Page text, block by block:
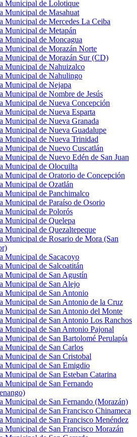
Municipal de Lolotique
Municipal de Masahuat
Municipal de Mercedes La Ceiba
Municipal de Metapán
Municipal de Moncagua
Municipal de Morazán Norte
Municipal de Morazán Sur (CD)
Municipal de Nahuizalco
Municipal de Nahulingo
Municipal de Nejapa
Municipal de Nombre de Jesús
Municipal de Nueva Concepción
Municipal de Nueva Esparta
Municipal de Nueva Granada
Municipal de Nueva Guadalupe
Municipal de Nueva Trinidad
Municipal de Nuevo Cuscatlán
Municipal de Nuevo Edén de San Juan
Municipal de Olocuilta
Municipal de Oratorio de Concepción
Municipal de Ozatlán
Municipal de Panchimalco
Municipal de Paraíso de Osorio
Municipal de Polorós
Municipal de Quelepa
Municipal de Quezaltepeque
Municipal de Rosario de Mora (San
Municipal de Sacacoyo
Municipal de Salcoatitán
Municipal de San Agustín
Municipal de San Alejo
Municipal de San Antonio
Municipal de San Antonio de la Cruz
Municipal de San Antonio del Monte
Municipal de San Antonio Los Ranchos
Municipal de San Antonio Pajonal
Municipal de San Bartolomé Perulapía
Municipal de San Carlos
Municipal de San Cristobal
Municipal de San Emigdio
Municipal de San Esteban Catarina
Municipal de San Fernando
Municipal de San Fernando (Morazán)
Municipal de San Francisco Chinameca
Municipal de San Francisco Menéndez
Municipal de San Francisco Morazán